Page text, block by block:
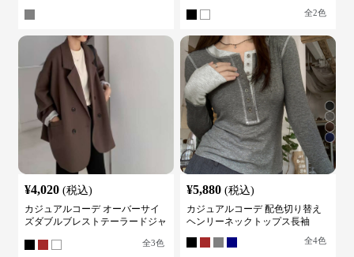
全2色
¥4,020 (税込)
カジュアルコーデ オーバーサイ
ズダブルブレストテーラードジャ
全3色
¥5,880 (税込)
カジュアルコーデ 配色切り替え
ヘンリーネックトップス長袖
全4色